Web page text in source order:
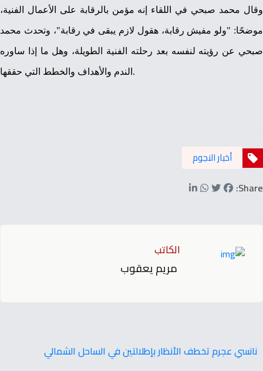
موضحًا: "ولو مفيش رقابة، هقول لازم يبقى في رقابة"، وتحدث محمد
صبحي عن رؤيته لنفسه بعد رحلته الفنية الطويلة، وهل ما إذا ساوره
الندم والأهداف والخطط التي حققها.
أخبار النجوم
Share:
الكاتب
مريم يعقوب
نانسي عجرم تخطف الأنظار بإطلالتين في الساحل الشمالي